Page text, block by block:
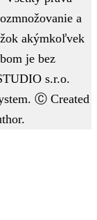
a
akýmkoľvek
je bez
s.r.o.
Ⓒ Created